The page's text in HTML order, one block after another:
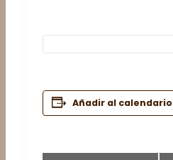
Añadir al calendario